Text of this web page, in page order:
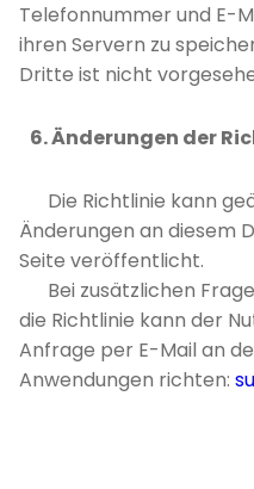
Telefonnummer und E-
ihren Servern zu
Dritte ist nicht
6. Änderungen der
Die Richtlinie kann
Änderungen an diesem
Seite veröffentlicht.
Bei zusätzlichen
die Richtlinie kann der
Anfrage per E-Mail an
Anwendungen richten: